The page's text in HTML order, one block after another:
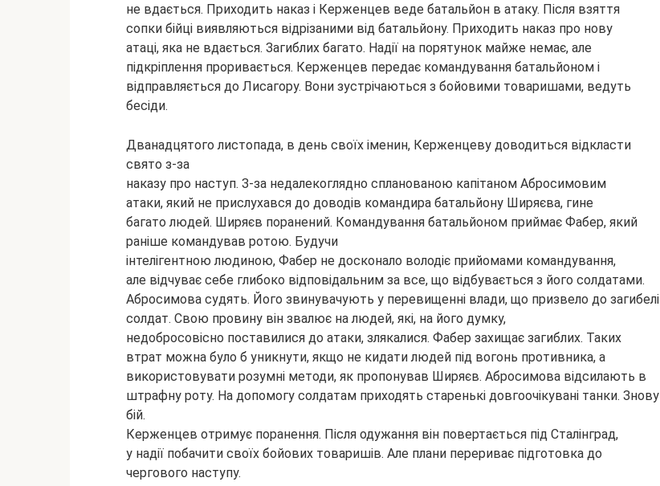
не вдається. Приходить наказ і Керженцев веде батальйон в атаку. Після взяття
сопки бійці виявляються відрізаними від батальйону. Приходить наказ про нову
атаці, яка не вдається. Загиблих багато. Надії на порятунок майже немає, але
підкріплення проривається. Керженцев передає командування батальйоном і
відправляється до Лисагору. Вони зустрічаються з бойовими товаришами, ведуть
бесіди.
Дванадцятого листопада, в день своїх іменин, Керженцеву доводиться відкласти
свято з-за
наказу про наступ. З-за недалекоглядно спланованою капітаном Абросимовим
атаки, який не прислухався до доводів командира батальйону Ширяєва, гине
багато людей. Ширяєв поранений. Командування батальйоном приймає Фабер, який
раніше командував ротою. Будучи
інтелігентною людиною, Фабер не досконало володіє прийомами командування,
але відчуває себе глибоко відповідальним за все, що відбувається з його солдатами.
Абросимова судять. Його звинувачують у перевищенні влади, що призвело до загибелі
солдат. Свою провину він звалює на людей, які, на його думку,
недобросовісно поставилися до атаки, злякалися. Фабер захищає загиблих. Таких
втрат можна було б уникнути, якщо не кидати людей під вогонь противника, а
використовувати розумні методи, як пропонував Ширяєв. Абросимова відсилають в
штрафну роту. На допомогу солдатам приходять старенькі довгоочікувані танки. Знову
бій.
Керженцев отримує поранення. Після одужання він повертається під Сталінград,
у надії побачити своїх бойових товаришів. Але плани перериває підготовка до
чергового наступу.